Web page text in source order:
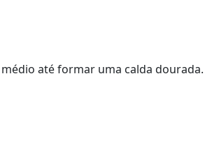
até formar uma calda dourada.